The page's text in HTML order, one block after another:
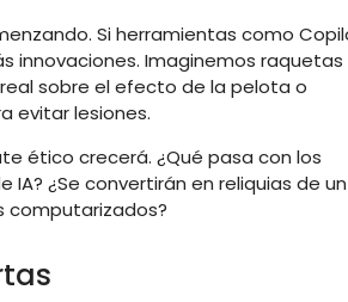
Si herramientas como
innovaciones. Imaginemos raquetas
sobre el efecto de la pelota o
evitar lesiones.
ético crecerá. ¿Qué pasa con los
¿Se convertirán en reliquias de un
computarizados?